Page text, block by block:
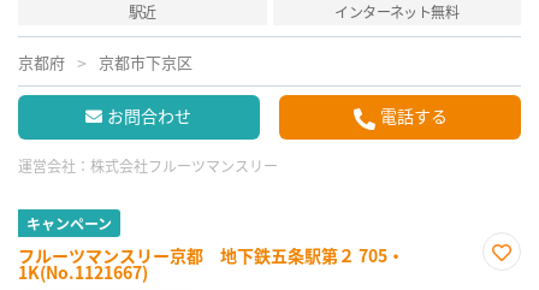
駅近
インターネット無料
京都府 京都市下京区
お問合わせ 電話する
運営会社： 株式会社フルーツマンスリー
キャンペーン
フルーツマンスリー京都 地下鉄五条駅第２ 705・
1K(No.1121667)